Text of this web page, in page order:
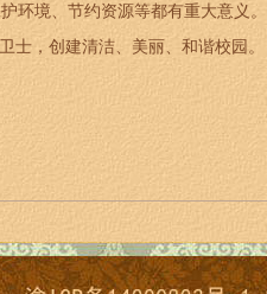
环境、节约资源等都有重大意义
士，创建清洁、美丽、和谐校园。